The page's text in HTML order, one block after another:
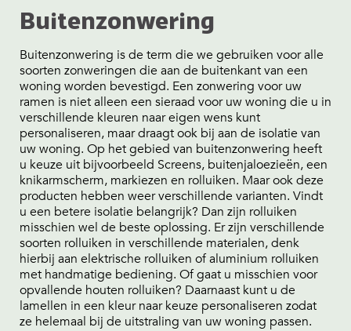
Buitenzonwering
Buitenzonwering is de term die we gebruiken voor alle
soorten zonweringen die aan de buitenkant van een
woning worden bevestigd. Een zonwering voor uw
ramen is niet alleen een sieraad voor uw woning die u in
verschillende kleuren naar eigen wens kunt
personaliseren, maar draagt ook bij aan de isolatie van
uw woning. Op het gebied van buitenzonwering heeft
u keuze uit bijvoorbeeld Screens, buitenjaloezieën, een
knikarmscherm, markiezen en rolluiken. Maar ook deze
producten hebben weer verschillende varianten. Vindt
u een betere isolatie belangrijk? Dan zijn rolluiken
misschien wel de beste oplossing. Er zijn verschillende
soorten rolluiken in verschillende materialen, denk
hierbij aan elektrische rolluiken of aluminium rolluiken
met handmatige bediening. Of gaat u misschien voor
opvallende houten rolluiken? Daarnaast kunt u de
lamellen in een kleur naar keuze personaliseren zodat
ze helemaal bij de uitstraling van uw woning passen.